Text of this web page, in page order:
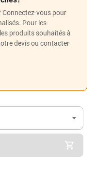
vous pour
Pour les
produits souhaités à
devis ou contacter
(Optionnel)